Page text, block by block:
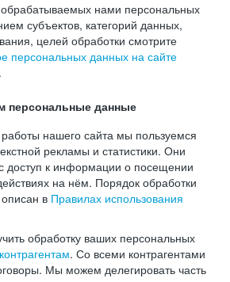
нами персональных
субъектов, категорий данных,
целей обработки смотрите
персональных данных на сайте
.
персональные данные
нашего сайта мы пользуемся
рекламы и статистики. Они
доступ к информации о посещении
на нём. Порядок обработки
в Правилах использования
обработку ваших персональных
. Со всеми контрагентами
Мы можем делегировать часть